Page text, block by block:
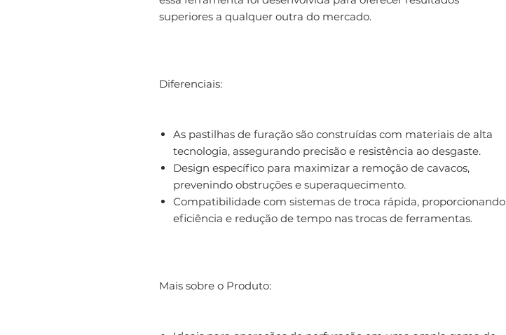
superiores a qualquer outra do mercado.
Diferenciais:
As pastilhas de furação são construídas com materiais de alta
tecnologia, assegurando precisão e resistência ao desgaste.
Design específico para maximizar a remoção de cavacos,
prevenindo obstruções e superaquecimento.
Compatibilidade com sistemas de troca rápida, proporcionando
eficiência e redução de tempo nas trocas de ferramentas.
Mais sobre o Produto: